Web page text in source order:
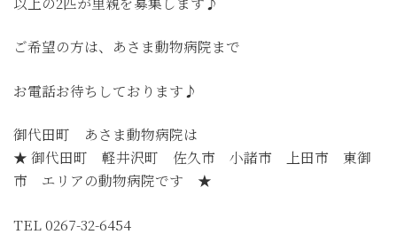
ご希望の方は、あさま動物病院まで
お電話お待ちしております♪
御代田町 あさま動物病院は
★ 御代田町 軽井沢町 佐久市 小諸市 上田市 東御
市 エリアの動物病院です ★
TEL 0267-32-6454